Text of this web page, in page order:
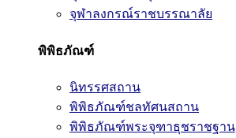
จุฬาลงกรณ์ราชบรรณาลัย
พิพิธภัณฑ์
นิทรรศสถาน
พิพิธภัณฑ์ชลทัศนสถาน
พิพิธภัณฑ์พระจุฑาธุชราชฐาน